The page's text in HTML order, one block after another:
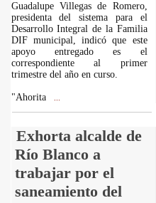
Guadalupe Villegas de Romero,
presidenta del sistema para el
Desarrollo Integral de la Familia
DIF municipal, indicó que este
apoyo entregado es el
correspondiente al primer
trimestre del año en curso.
"Ahorita
Exhorta alcalde de
Río Blanco a
trabajar por el
saneamiento del